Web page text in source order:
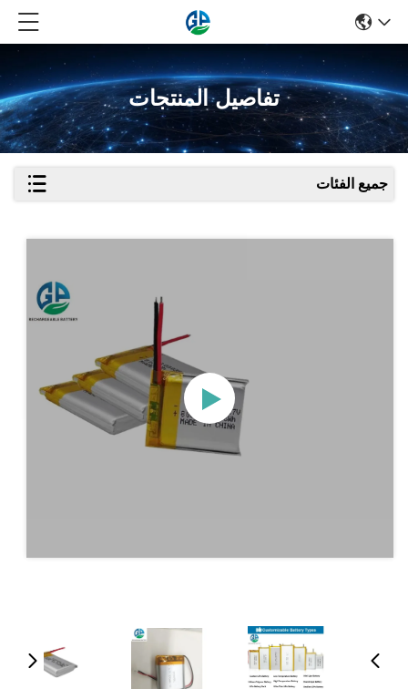
تفاصيل المنتجات
جميع الفئات